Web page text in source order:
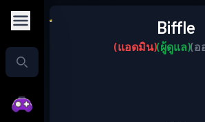
Biffle
(แอดมิน)(ผู้ดูแล)(อ